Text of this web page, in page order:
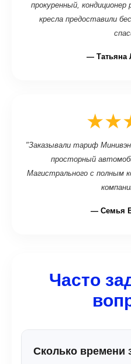
прокуренный,
кресла предоставили
— Татьяна
"Заказывали тариф
просторный
Магистрального с полным
— Семья
Часто
Сколько времени